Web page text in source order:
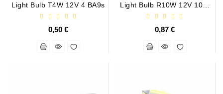
Light Bulb T4W 12V 4 BA9s
0,50 €
Light Bulb R10W 12V 10W
Pure Light
0,87 €